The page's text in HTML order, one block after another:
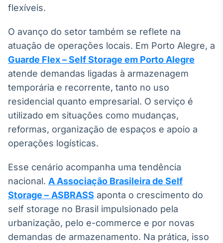
Componentes
para conteúdos e
funcionalidades
Broadcast
Conteúdos e
dados para
displays e telas
Curadoria
Curadoria de
conteúdos
noticiosos
Soluções de
Tecnologia
Broadcast
flexíveis.
O avanço do setor também se reflete na
atuação de operações locais. Em Porto Alegre, a
Guarde Flex – Self Storage em Porto Alegre
atende demandas ligadas à armazenagem
temporária e recorrente, tanto no uso
residencial quanto empresarial. O serviço é
utilizado em situações como mudanças,
reformas, organização de espaços e apoio a
operações logísticas.
Esse cenário acompanha uma tendência
nacional. A Associação Brasileira de Self
Storage – ASBRASS aponta o crescimento do
self storage no Brasil impulsionado pela
urbanização, pelo e-commerce e por novas
demandas de armazenamento. Na prática, isso